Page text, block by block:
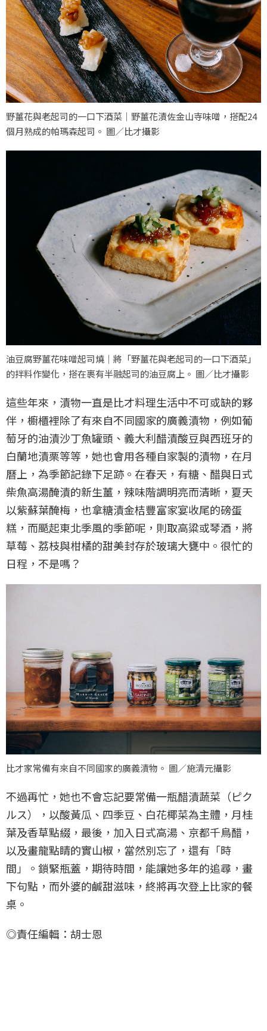
野薑花與老起司的一口下酒菜｜野薑花漬佐金山寺味噌，搭配24
個月熟成的帕瑪森起司。 圖／比才攝影
油豆腐野薑花味噌起司燒｜將「野薑花與老起司的一口下酒菜」
的拌料作變化，搭在裹有半融起司的油豆腐上。 圖／比才攝影
這些年來，漬物一直是比才料理生活中不可或缺的夥
伴，櫥櫃裡除了有來自不同國家的廣義漬物，例如葡
萄牙的油漬沙丁魚罐頭、義大利醋漬酸豆與西班牙的
白蘭地漬栗等等，她也會用各種自家製的漬物，在月
曆上，為季節記錄下足跡。在春天，有糖、醋與日式
柴魚高湯醃漬的新生薑，辣味階調明亮而清晰，夏天
以紫蘇葉醃梅，也拿糖漬金桔豐富家宴收尾的磅蛋
糕，而颳起東北季風的季節呢，則取高粱或琴酒，將
草莓、荔枝與柑橘的甜美封存於玻璃大甕中。很忙的
日程，不是嗎？
比才家常備有來自不同國家的廣義漬物。 圖／施清元攝影
不過再忙，她也不會忘記要常備一瓶醋漬蔬菜（ピク
ルス），以酸黃瓜、四季豆、白花椰菜為主體，月桂
葉及香草點綴，最後，加入日式高湯、京都千鳥醋，
以及畫龍點睛的實山椒，當然別忘了，還有「時
間」。鎖緊瓶蓋，期待時間，能讓她多年的追尋，畫
下句點，而外婆的鹹甜滋味，終將再次登上比家的餐
桌。
◎責任編輯：胡士恩